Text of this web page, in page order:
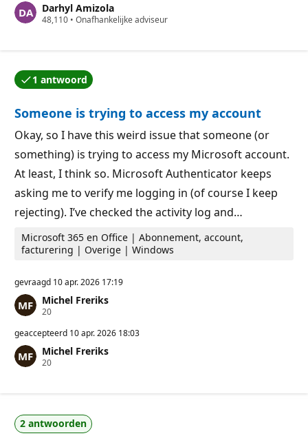
t
a
u
n
t
n
Darhyl Amizola
48,110 R
a
t
i
p
n
e
n
• Onafhankelijke adviseur
1 antwoord
Een van de antwoorden is geaccepteerd door de
Someone is trying to access my account
Okay, so I have this weird issue that someone (or
something) is trying to access my Microsoft account.
At least, I think so. Microsoft Authenticator keeps
asking me to verify me logging in (of course I keep
rejecting). I’ve checked the activity log and…
Microsoft 365 en Office | Abonnement, account,
facturering | Overige | Windows
gevraagd 10 apr. 2026 17:19
Michel Freriks
20R
p
t
a
u
n
t
geaccepteerd 10 apr. 2026 18:03
Michel Freriks
20R
a
t
i
2 antwoorden